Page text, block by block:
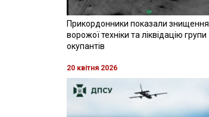
Прикордонники показали знищення
ворожої техніки та ліквідацію групи
окупантів
20 квітня 2026